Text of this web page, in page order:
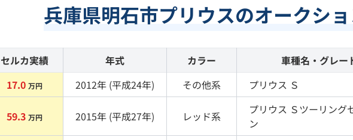
兵庫県明石市プリウスのオークシ
セルカ実績 年式 カラー 車種名・グレー
17.0 万円 2012年 (平成24年) その他系 プリウス Ｓ
59.3 万円 2015年 (平成27年) レッド系 プリウス Ｓツーリング
ン